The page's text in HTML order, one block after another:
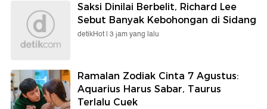
Saksi Dinilai Berbelit, Richard Lee
Sebut Banyak Kebohongan di Sidang
detikHot | 3 jam yang lalu
Ramalan Zodiak Cinta 7 Agustus:
Aquarius Harus Sabar, Taurus
Terlalu Cuek